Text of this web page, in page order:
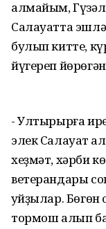
алмайым,
Салауатта
булып китте,
йүгереп
- Ултырырға
элек Салауат
хеҙмәт, хәрби
ветерандары
ҡуйҙылар.
тормош алып